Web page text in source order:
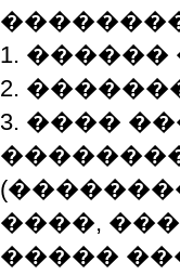
1.
2.
3. ����
����,
�����